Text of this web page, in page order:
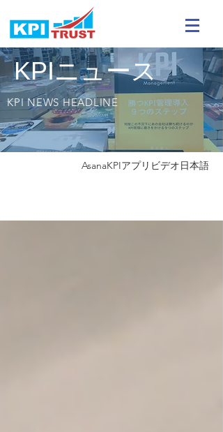
KPIニュース
KPI NEWS HEADLINE
AsanaKPIアプリ ビデオ日本語